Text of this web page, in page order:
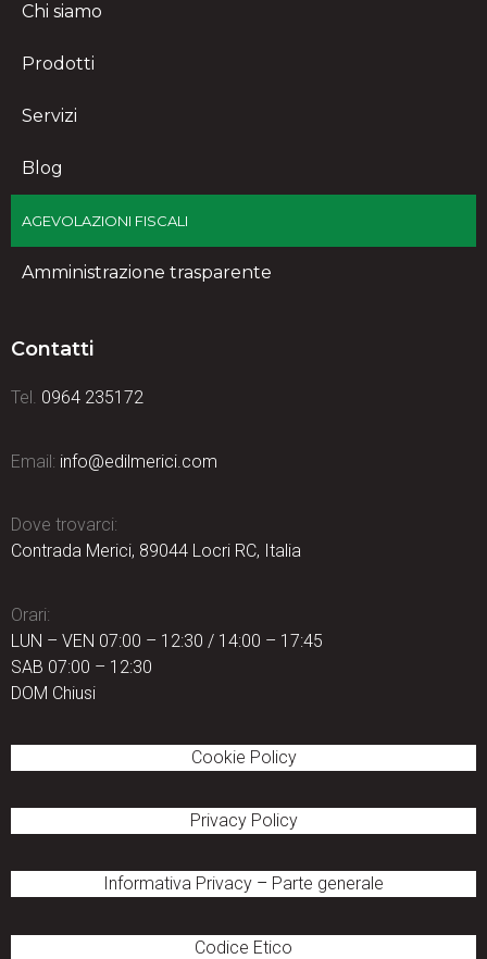
Chi siamo
Prodotti
Servizi
Blog
AGEVOLAZIONI FISCALI
Amministrazione trasparente
Contatti
Tel. 0964 235172
Email: info@edilmerici.com
Dove trovarci:
Contrada Merici, 89044 Locri RC, Italia
Orari:
LUN – VEN 07:00 – 12:30 / 14:00 – 17:45
SAB 07:00 – 12:30
DOM Chiusi
Cookie Policy
Privacy Policy
Informativa Privacy – Parte generale
Codice Etico